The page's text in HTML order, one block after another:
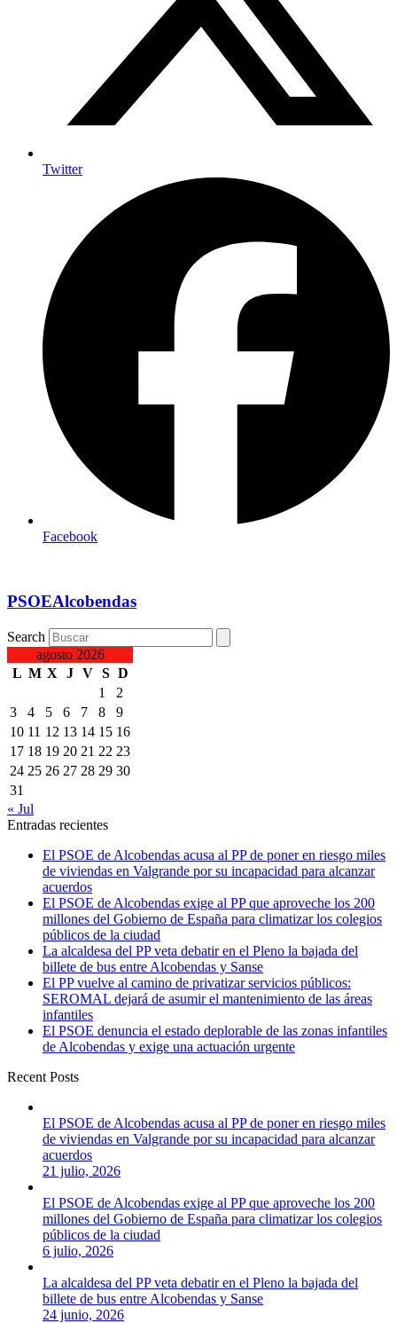
Twitter
Facebook
PSOEAlcobendas
Search
agosto 2026
L M X J V S D
1
2
3
4 5 6 7 8
9
10 11 12 13 14 15 16
17 18 19 20 21 22 23
24 25 26 27 28 29 30
31
« Jul
Entradas recientes
El PSOE de Alcobendas acusa al PP de poner en riesgo miles
de viviendas en Valgrande por su incapacidad para alcanzar
acuerdos
El PSOE de Alcobendas exige al PP que aproveche los 200
millones del Gobierno de España para climatizar los colegios
públicos de la ciudad
La alcaldesa del PP veta debatir en el Pleno la bajada del
billete de bus entre Alcobendas y Sanse
El PP vuelve al camino de privatizar servicios públicos:
SEROMAL dejará de asumir el mantenimiento de las áreas
infantiles
El PSOE denuncia el estado deplorable de las zonas infantiles
de Alcobendas y exige una actuación urgente
Recent Posts
El PSOE de Alcobendas acusa al PP de poner en riesgo miles
de viviendas en Valgrande por su incapacidad para alcanzar
acuerdos
21 julio, 2026
El PSOE de Alcobendas exige al PP que aproveche los 200
millones del Gobierno de España para climatizar los colegios
públicos de la ciudad
6 julio, 2026
La alcaldesa del PP veta debatir en el Pleno la bajada del
billete de bus entre Alcobendas y Sanse
24 junio, 2026